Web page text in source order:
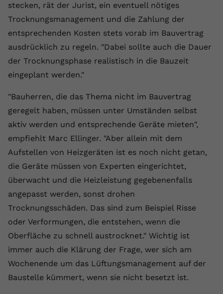
stecken, rät der Jurist, ein eventuell nötiges
Trocknungsmanagement und die Zahlung der
entsprechenden Kosten stets vorab im Bauvertrag
ausdrücklich zu regeln. "Dabei sollte auch die Dauer
der Trocknungsphase realistisch in die Bauzeit
eingeplant werden."
"Bauherren, die das Thema nicht im Bauvertrag
geregelt haben, müssen unter Umständen selbst
aktiv werden und entsprechende Geräte mieten",
empfiehlt Marc Ellinger. "Aber allein mit dem
Aufstellen von Heizgeräten ist es noch nicht getan,
die Geräte müssen von Experten eingerichtet,
überwacht und die Heizleistung gegebenenfalls
angepasst werden, sonst drohen
Trocknungsschäden. Das sind zum Beispiel Risse
oder Verformungen, die entstehen, wenn die
Oberfläche zu schnell austrocknet." Wichtig ist
immer auch die Klärung der Frage, wer sich am
Wochenende um das Lüftungsmanagement auf der
Baustelle kümmert, wenn sie nicht besetzt ist.
Zweck
Dieser von YouTube gesetzte Cookie
registriert eine eindeutige ID, um
Daten darüber zu speichern, welche
Videos von YouTube der Nutzer
Anbieter Youtube.com
Laufzeit Session
Dieser von YouTube gesetzte Cookie
registriert eine eindeutige ID, um
Daten darüber zu speichern, welche
Videos von YouTube der Nutzer
gesehen hat.
Name yt-remote-connected-devices
Anbieter Youtube.com
Laufzeit Session